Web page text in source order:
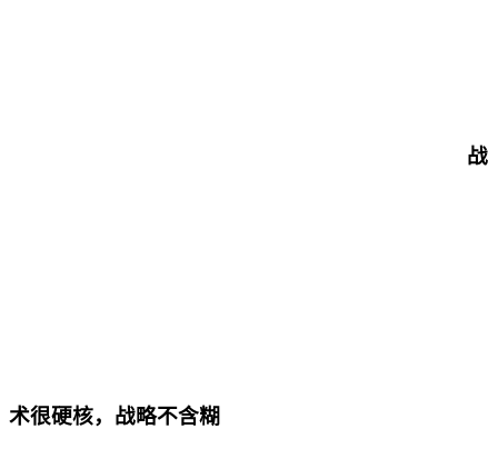
战
术很硬核，战略不含糊